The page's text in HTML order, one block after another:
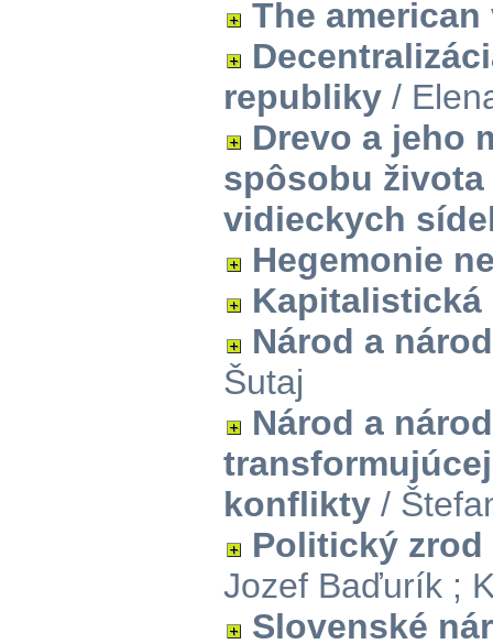
The
republiky /
Drevo a jeho
spôsobu
vidieckych
Hegemonie
Kapitalistická
Národ a
Šutaj
Národ a
konflikty /
Politický
Jozef Baďurík ;
Slovenské